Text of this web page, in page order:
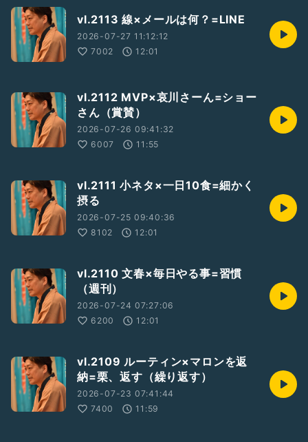
vl.2113 線×メールは何？=LINE
2026-07-27 11:12:12
7002
12:01
vl.2112 MVP×哀川さーん=ショー
さん（賞賛）
2026-07-26 09:41:32
6007
11:55
vl.2111 小ネタ×一日10食=細かく
摂る
2026-07-25 09:40:36
8102
12:01
vl.2110 文春×毎日やる事=習慣
（週刊）
2026-07-24 07:27:06
6200
12:01
vl.2109 ルーティン×マロンを返
納=栗、返す（繰り返す）
2026-07-23 07:41:44
7400
11:59